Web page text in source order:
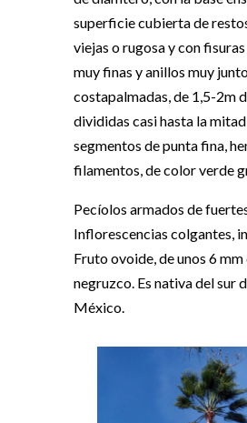
superficie cubierta de
viejas o rugosa y con
muy finas y anillos muy
costapalmadas, de 1,5-2m
divididas casi hasta la
segmentos de punta fina,
filamentos, de color verde
Pecíolos armados de
Inflorescencias colgantes,
Fruto ovoide, de unos 6
negruzco. Es nativa del sur
México.